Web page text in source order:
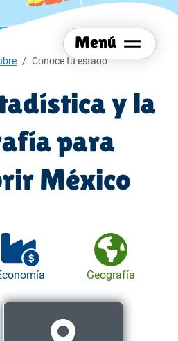
Menú
Conoce tu estado
y la
para
México
Geografía